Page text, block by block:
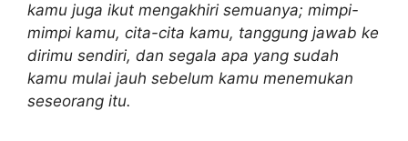
kamu juga ikut mengakhiri semuanya; mimpi-
mimpi kamu, cita-cita kamu, tanggung jawab ke
dirimu sendiri, dan segala apa yang sudah
kamu mulai jauh sebelum kamu menemukan
seseorang itu.